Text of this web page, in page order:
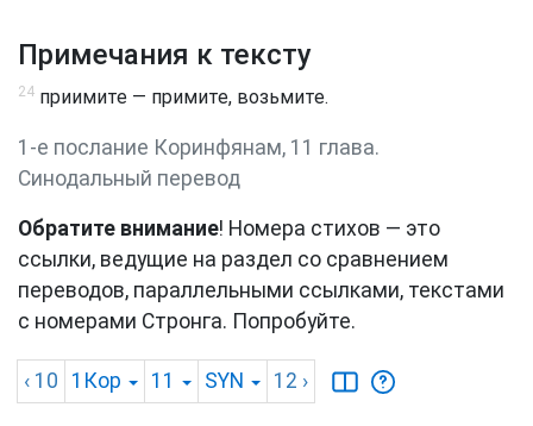
Примечания к тексту
24 приимите — примите, возьмите.
1-е послание Коринфянам, 11 глава.
Синодальный перевод
Обратите внимание! Номера стихов — это
ссылки, ведущие на раздел со сравнением
переводов, параллельными ссылками, текстами
с номерами Стронга. Попробуйте.
‹ 10 1Кор 11 SYN 12 ›